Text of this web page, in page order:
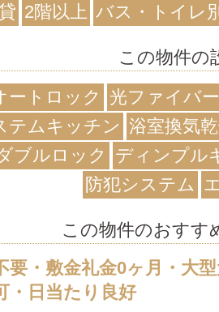
2階以上 バス・トイレ別
この物件の
ートロック
光ファイバ
テムキッチン 浴室換気
ブルロック
ディンプル
防犯システム
この物件のおすす
要・敷金礼金0ヶ月・大
・日当たり良好